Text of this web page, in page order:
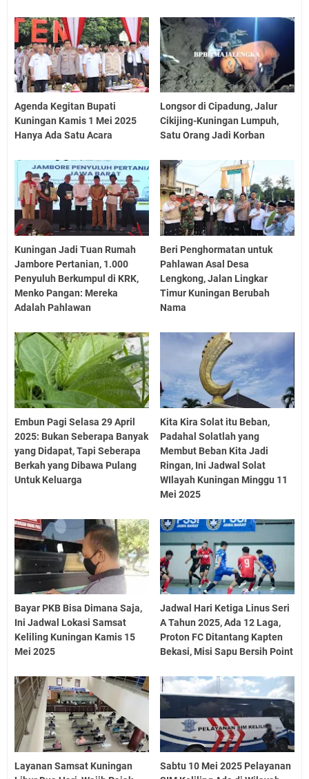
Agenda Kegitan Bupati
Kuningan Kamis 1 Mei 2025
Hanya Ada Satu Acara
Longsor di Cipadung, Jalur
Cikijing-Kuningan Lumpuh,
Satu Orang Jadi Korban
Kuningan Jadi Tuan Rumah
Jambore Pertanian, 1.000
Penyuluh Berkumpul di KRK,
Menko Pangan: Mereka
Adalah Pahlawan
Beri Penghormatan untuk
Pahlawan Asal Desa
Lengkong, Jalan Lingkar
Timur Kuningan Berubah
Nama
Embun Pagi Selasa 29 April
2025: Bukan Seberapa Banyak
yang Didapat, Tapi Seberapa
Berkah yang Dibawa Pulang
Untuk Keluarga
Kita Kira Solat itu Beban,
Padahal Solatlah yang
Membut Beban Kita Jadi
Ringan, Ini Jadwal Solat
WIlayah Kuningan Minggu 11
Mei 2025
Bayar PKB Bisa Dimana Saja,
Ini Jadwal Lokasi Samsat
Keliling Kuningan Kamis 15
Mei 2025
Jadwal Hari Ketiga Linus Seri
A Tahun 2025, Ada 12 Laga,
Proton FC Ditantang Kapten
Bekasi, Misi Sapu Bersih Point
Layanan Samsat Kuningan
Sabtu 10 Mei 2025 Pelayanan